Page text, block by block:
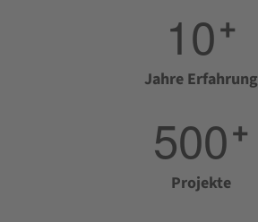
10+
Jahre Erfahrung
500+
Projekte